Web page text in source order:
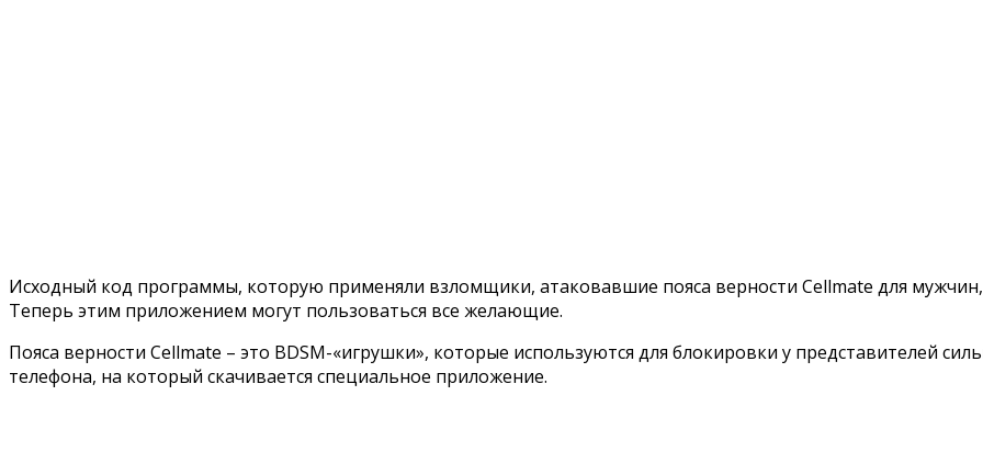
Исходный код программы, которую применяли взломщики, атаковавшие пояса верности Cellmate для
Теперь этим приложением могут пользоваться все желающие.
Пояса верности Cellmate – это BDSM-«игрушки», которые используются для блокировки у представителей
телефона, на который скачивается специальное приложение.